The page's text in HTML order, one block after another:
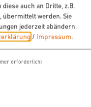
auch an Dritte, z.B.
übermittelt werden. Sie
jederzeit abändern.
/ Impressum.
erforderlich)